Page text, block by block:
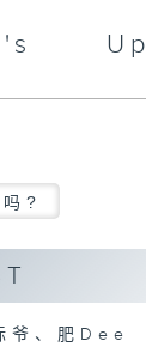
Up
?
爷、肥Dee